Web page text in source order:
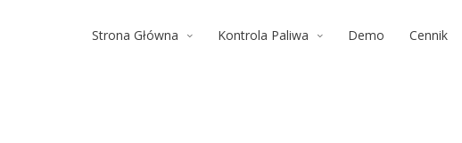
Strona Główna Kontrola Paliwa Demo Cennik